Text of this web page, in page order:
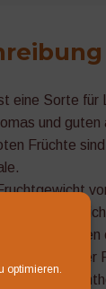
optimieren.
eine Sorte für
und
Früchte
die
und
aufgrund